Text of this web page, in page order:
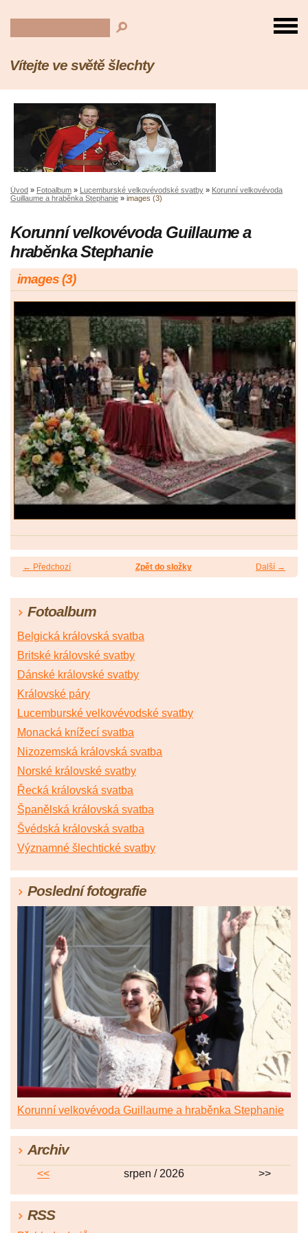
Vítejte ve světě šlechty
Úvod » Fotoalbum » Lucemburské velkovévodské svatby » Korunní velkovévoda
Guillaume a hraběnka Stephanie » images (3)
Korunní velkovévoda Guillaume a
hraběnka Stephanie
images (3)
← Předchozí Další →
Zpět do složky
Fotoalbum
Belgická královská svatba
Britské královské svatby
Dánské královské svatby
Královské páry
Lucemburské velkovévodské svatby
Monacká knížecí svatba
Nizozemská královská svatba
Norské královské svatby
Řecká královská svatba
Španělská královská svatba
Švédská královská svatba
Významné šlechtické svatby
Poslední fotografie
Korunní velkovévoda Guillaume a hraběnka Stephanie
Archiv
<< srpen / 2026 >>
RSS